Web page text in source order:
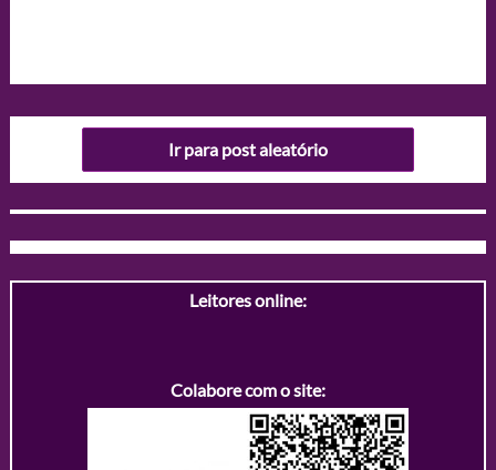
Ir para post aleatório
Leitores online:
Colabore com o site: